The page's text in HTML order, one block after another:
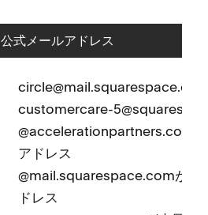
公式メ⁠ールアドレス
customercare-
@accelerationpartners⁠.com
アドレス
@mail⁠.squarespace⁠.comが末
ドレス